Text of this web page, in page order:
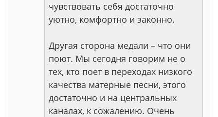
чувствовать себя достаточно
уютно, комфортно и законно.
Другая сторона медали – что они
поют. Мы сегодня говорим не о
тех, кто поет в переходах низкого
качества матерные песни, этого
достаточно и на центральных
каналах, к сожалению. Очень